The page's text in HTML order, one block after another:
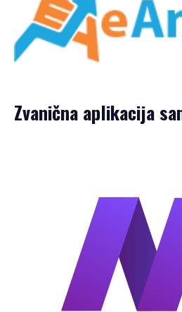
Zvanična aplikacija